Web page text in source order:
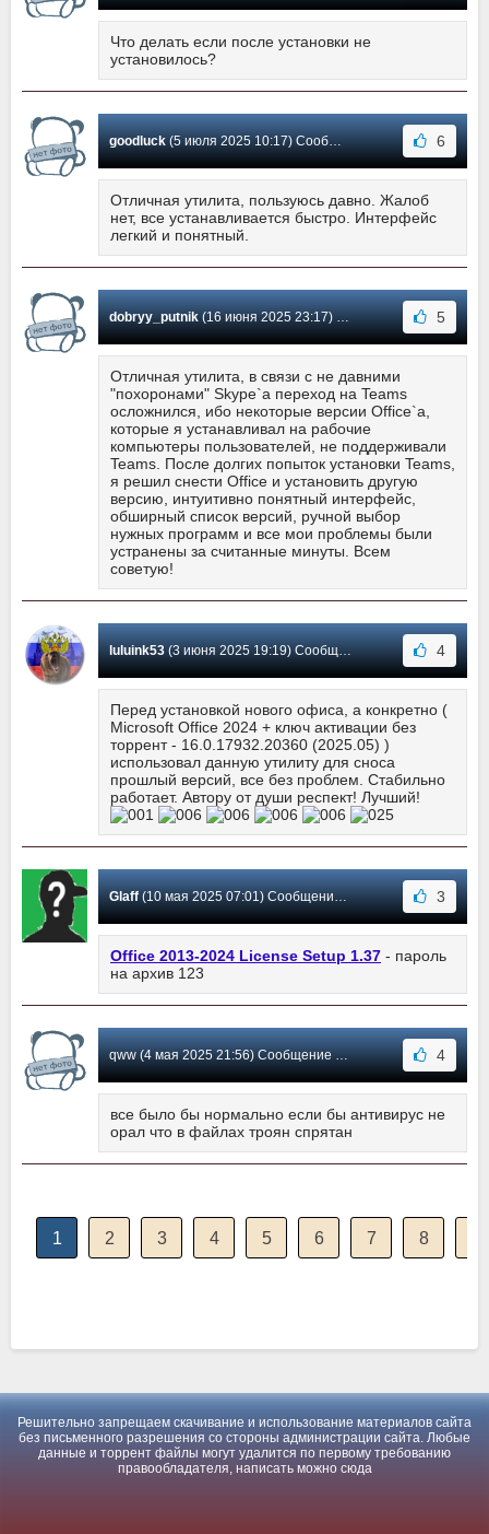
Что делать если после установки не
установилось?
goodluck(5 июля 2025 10:17) Сообщение #605 6
Отличная утилита, пользуюсь давно. Жалоб
нет, все устанавливается быстро. Интерфейс
легкий и понятный.
dobryy_putnik(16 июня 2025 23:17) Сообщение #604 5
Отличная утилита, в связи с не давними
"похоронами" Skype`a переход на Teams
осложнился, ибо некоторые версии Office`a,
которые я устанавливал на рабочие
компьютеры пользователей, не поддерживали
Teams. После долгих попыток установки Teams,
я решил снести Office и установить другую
версию, интуитивно понятный интерфейс,
обширный список версий, ручной выбор
нужных программ и все мои проблемы были
устранены за считанные минуты. Всем
советую!
luluink53(3 июня 2025 19:19) Сообщение #603 4
Перед установкой нового офиса, а конкретно (
Microsoft Office 2024 + ключ активации без
торрент - 16.0.17932.20360 (2025.05) )
использовал данную утилиту для сноса
прошлый версий, все без проблем. Стабильно
работает. Автору от души респект! Лучший!
Glaff(10 мая 2025 07:01) Сообщение #602 3
Office 2013-2024 License Setup 1.37 - пароль
на aрхив 123
qww (4 мая 2025 21:56) Сообщение #601 4
все было бы нормально если бы антивирус не
орал что в файлах троян спрятан
1 2 3 4 5 6 7 8
Решительно запрещаем скачивание и использование материалов сайта
без письменного разрешения со стороны администрации сайта. Любые
данные и торрент файлы могут удалится по первому требованию
правообладателя, написать можно сюда